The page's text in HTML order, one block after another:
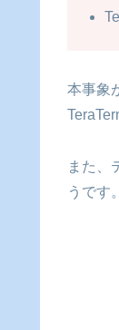
本事象
また、
うです。